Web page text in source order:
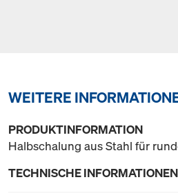
WEITERE
PRODUKTINFORMATION
Halbschalung aus Stahl für
TECHNISCHE INFORMATIONEN